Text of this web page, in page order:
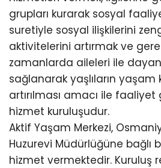
grupları kurarak sosyal
suretiyle sosyal ilişkilerini
aktivitelerini artırmak ve
zamanlarda aileleri ile
sağlanarak yaşlıların yaşam
artırılması amacı ile
hizmet kuruluşudur.
Aktif Yaşam Merkezi,
Huzurevi Müdürlüğüne bağlı
hizmet vermektedir. Kuruluş